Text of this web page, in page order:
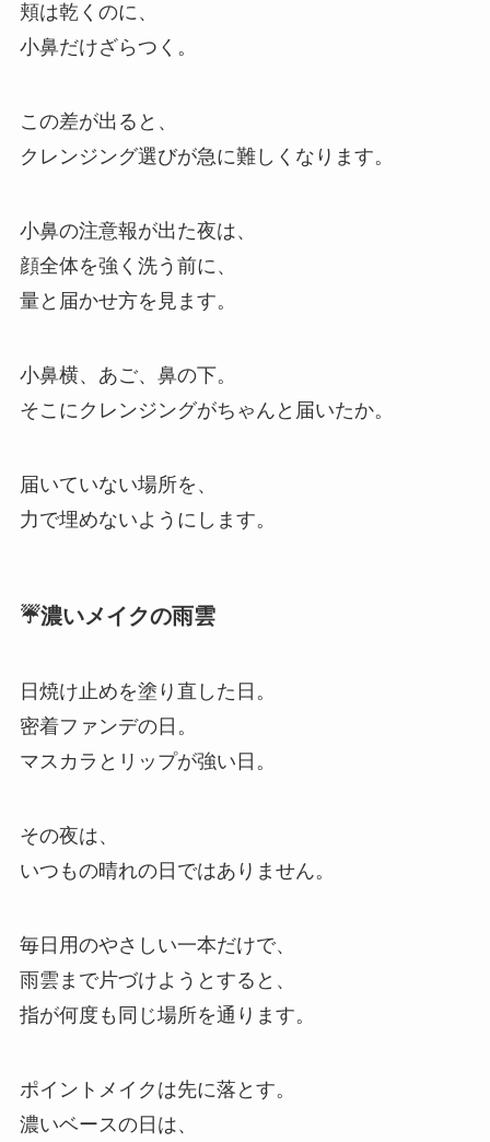
頬は乾くのに、
小鼻だけざらつく。
この差が出ると、
クレンジング選びが急に難しくなります。
小鼻の注意報が出た夜は、
顔全体を強く洗う前に、
量と届かせ方を見ます。
小鼻横、あご、鼻の下。
そこにクレンジングがちゃんと届いたか。
届いていない場所を、
力で埋めないようにします。
☔濃いメイクの雨雲
日焼け止めを塗り直した日。
密着ファンデの日。
マスカラとリップが強い日。
その夜は、
いつもの晴れの日ではありません。
毎日用のやさしい一本だけで、
雨雲まで片づけようとすると、
指が何度も同じ場所を通ります。
ポイントメイクは先に落とす。
濃いベースの日は、